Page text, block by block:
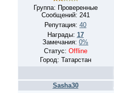
Группа: Проверенные
Сообщений: 241
Репутация: 40
Награды: 17
Замечания: 0%
Статус: Offline
Город: Татарстан
Sasha30